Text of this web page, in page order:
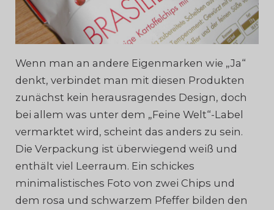
Wenn man an andere Eigenmarken wie „Ja“
denkt, verbindet man mit diesen Produkten
zunächst kein herausragendes Design, doch
bei allem was unter dem „Feine Welt“-Label
vermarktet wird, scheint das anders zu sein.
Die Verpackung ist überwiegend weiß und
enthält viel Leerraum. Ein schickes
minimalistisches Foto von zwei Chips und
dem rosa und schwarzem Pfeffer bilden den